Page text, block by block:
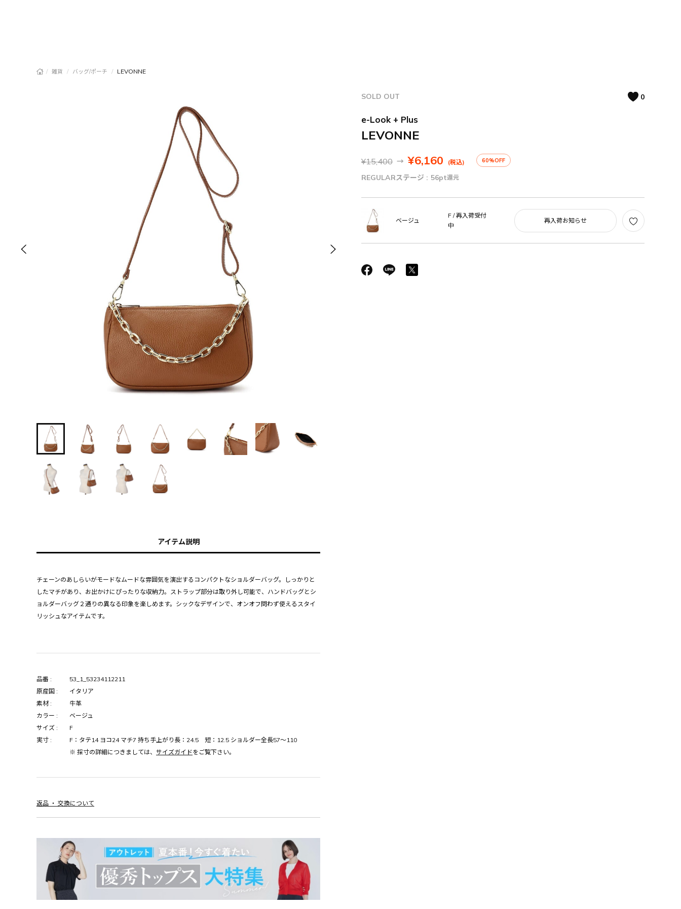
/ 雑貨 / バッグ/ポーチ / LEVONNE
アイテム説明
チェーンのあしらいがモードなムードな雰囲気を演出するコンパクトなショルダーバッグ。しっかりと
したマチがあり、お出かけにぴったりな収納力。ストラップ部分は取り外し可能で、ハンドバッグとシ
ョルダーバッグ２通りの異なる印象を楽しめます。シックなデザインで、オンオフ問わず使えるスタイ
リッシュなアイテムです。
品番 :
53_1_53234112211
原産国 :
イタリア
素材 :
牛革
カラー :
ベージュ
サイズ :
F
実寸 :
F：タテ14 ヨコ24 マチ7 持ち手上がり長：24.5 短：12.5 ショルダー全長57～110
※ 採寸の詳細につきましては、 サイズガイドをご覧下さい。
返品 ・ 交換について
SOLD OUT 0
e-Look + Plus
LEVONNE
¥15,400 → ¥6,160 (税込) 60%OFF
REGULARステージ : 56pt還元
ベージュ
F /再入荷受付
中
再入荷お知らせ